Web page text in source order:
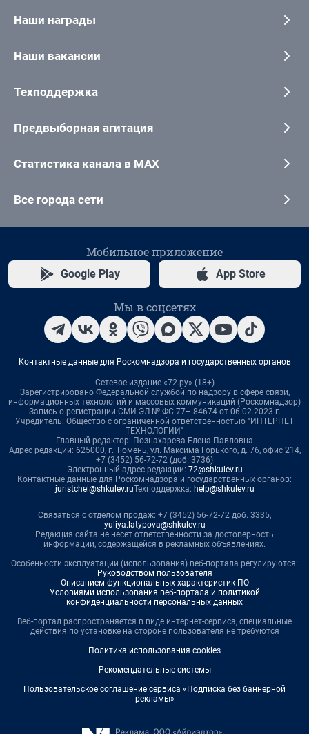
Наши награды
Наши вакансии
Техподдержка
Предвыборная агитация
Статистика канала в MAX
Все города сети
Мобильное приложение
Google Play App Store
Мы в соцсетях
Контактные данные для Роскомнадзора и государственных органов
Сетевое издание «72.ру» (18+)
Зарегистрировано Федеральной службой по надзору в сфере связи,
информационных технологий и массовых коммуникаций (Роскомнадзор)
Запись о регистрации СМИ ЭЛ № ФС 77– 84674 от 06.02.2023 г.
Учредитель: Общество с ограниченной ответственностью "ИНТЕРНЕТ
ТЕХНОЛОГИИ"
Главный редактор: Познахарева Елена Павловна
Адрес редакции: 625000, г. Тюмень, ул. Максима Горького, д. 76, офис 214,
+7 (3452) 56-72-72 (доб. 3736)
Электронный адрес редакции: 72@shkulev.ru
Контактные данные для Роскомнадзора и государственных органов:
juristchel@shkulev.ruТехподдержка: help@shkulev.ru
Связаться с отделом продаж: +7 (3452) 56-72-72 доб. 3335,
yuliya.latypova@shkulev.ru
Редакция сайта не несет ответственности за достоверность
информации, содержащейся в рекламных объявлениях.
Особенности эксплуатации (использования) веб-портала регулируются:
Руководством пользователя
Описанием функциональных характеристик ПО
Условиями использования веб-портала и политикой
конфиденциальности персональных данных
Веб-портал распространяется в виде интернет-сервиса, специальные
действия по установке на стороне пользователя не требуются
Политика использования cookies
Рекомендательные системы
Пользовательское соглашение сервиса «Подписка без баннерной
рекламы»